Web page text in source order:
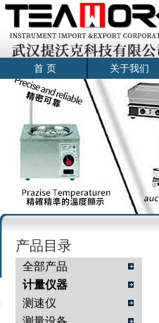
首 页 关于我们
产品目录
全部产品
计量仪器
测速仪